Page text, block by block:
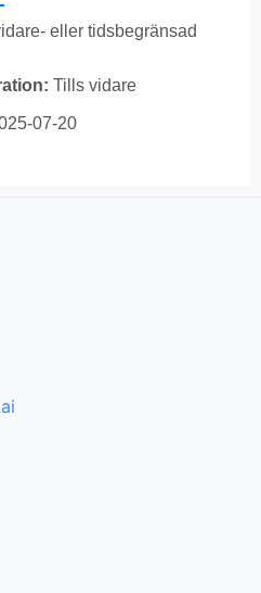
eller tidsbegränsad
Tills vidare
07-20